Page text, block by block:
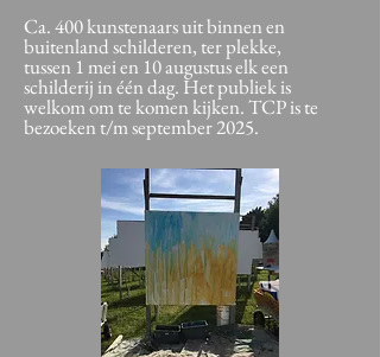
Ca. 400 kunstenaars uit binnen en
buitenland schilderen, ter plekke,
tussen 1 mei en 10 augustus elk een
schilderij in één dag. Het publiek is
welkom om te komen kijken. TCP is te
bezoeken t/m september 2025.